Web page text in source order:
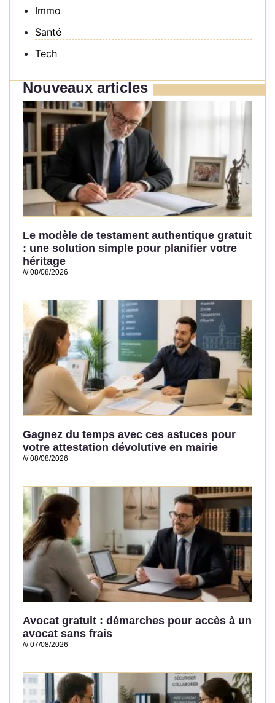
Immo
Santé
Tech
Nouveaux articles
Le modèle de testament authentique gratuit
: une solution simple pour planifier votre
héritage
08/08/2026
Gagnez du temps avec ces astuces pour
votre attestation dévolutive en mairie
08/08/2026
Avocat gratuit : démarches pour accès à un
avocat sans frais
07/08/2026